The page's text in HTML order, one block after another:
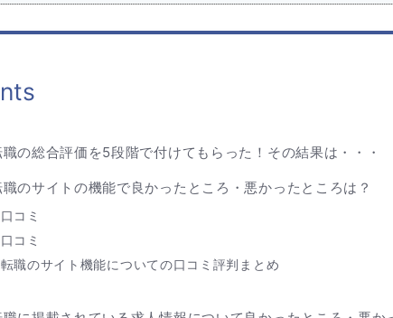
の総合評価を5段階で付けてもらった！その結果は・・・
のサイトの機能で良かったところ・悪かったところは？
コミ
コミ
職のサイト機能についての口コミ評判まとめ